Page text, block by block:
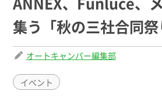
集う「秋の三社合同祭
オートキャンパー編集部
イベント